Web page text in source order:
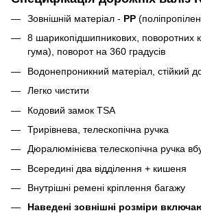
Зовнішній матеріал - PP
8 шарикопідшипникових, поворотних
гума), поворот на 360 градусів
Водонепроникний матеріал, стійкий
Легко чистити
Кодовий замок TSA
Трирівнева, телескопічна ручка
Дюралюмінієва телескопічна ручка
Всередині два відділення + кишеня
Внутрішні ремені кріплення багажу
Наведені зовнішні розміри